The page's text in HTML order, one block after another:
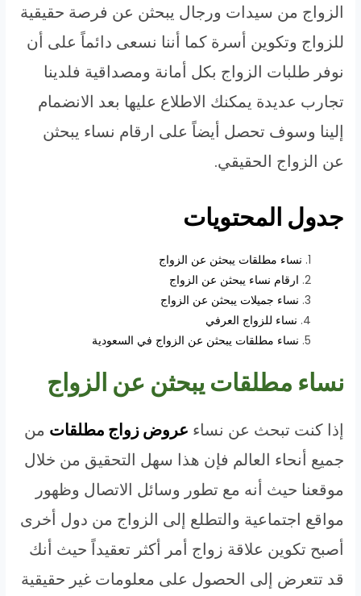
الزواج من سيدات ورجال يبحثن عن فرصة حقيقية
للزواج وتكوين أسرة كما أننا نسعى دائماً على أن
نوفر طلبات الزواج بكل أمانة ومصداقية فلدينا
تجارب عديدة يمكنك الاطلاع عليها بعد الانضمام
إلينا وسوف تحصل أيضاً على ارقام نساء يبحثن
عن الزواج الحقيقي.
جدول المحتويات
نساء مطلقات يبحثن عن الزواج
ارقام نساء يبحثن عن الزواج
نساء جميلات يبحثن عن الزواج
نساء للزواج العرفي
نساء مطلقات يبحثن عن الزواج في السعودية
نساء مطلقات يبحثن عن الزواج
إذا كنت تبحث عن نساء عروض زواج مطلقات من
جميع أنحاء العالم فإن هذا سهل التحقيق من خلال
موقعنا حيث أنه مع تطور وسائل الاتصال وظهور
مواقع اجتماعية والتطلع إلى الزواج من دول أخرى
أصبح تكوين علاقة زواج أمر أكثر تعقيداً حيث أنك
قد تتعرض إلى الحصول على معلومات غير حقيقية